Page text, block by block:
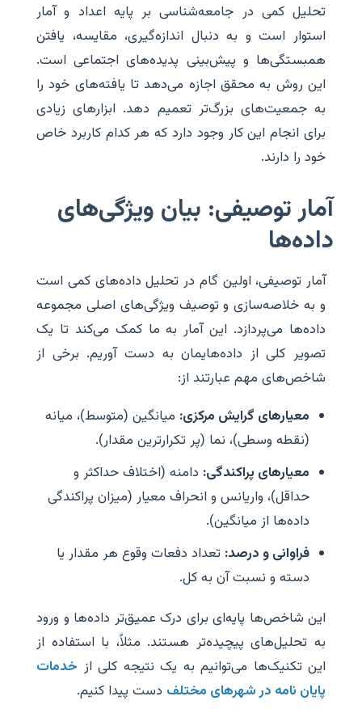
تحلیل کمی در جامعه‌شناسی بر پایه اعداد و آمار
استوار است و به دنبال اندازه‌گیری، مقایسه، یافتن
همبستگی‌ها و پیش‌بینی پدیده‌های اجتماعی است.
این روش به محقق اجازه می‌دهد تا یافته‌های خود را
به جمعیت‌های بزرگ‌تر تعمیم دهد. ابزارهای زیادی
برای انجام این کار وجود دارد که هر کدام کاربرد خاص
خود را دارند.
آمار توصیفی: بیان ویژگی‌های
داده‌ها
آمار توصیفی، اولین گام در تحلیل داده‌های کمی است
و به خلاصه‌سازی و توصیف ویژگی‌های اصلی مجموعه
داده‌ها می‌پردازد. این آمار به ما کمک می‌کند تا یک
تصویر کلی از داده‌هایمان به دست آوریم. برخی از
شاخص‌های مهم عبارتند از:
معیارهای گرایش مرکزی: میانگین (متوسط)، میانه
(نقطه وسطی)، نما (پر تکرارترین مقدار).
معیارهای پراکندگی: دامنه (اختلاف حداکثر و
حداقل)، واریانس و انحراف معیار (میزان پراکندگی
داده‌ها از میانگین).
فراوانی و درصد: تعداد دفعات وقوع هر مقدار یا
دسته و نسبت آن به کل.
این شاخص‌ها پایه‌ای برای درک عمیق‌تر داده‌ها و ورود
به تحلیل‌های پیچیده‌تر هستند. مثلاً، با استفاده از
این تکنیک‌ها می‌توانیم به یک نتیجه کلی از خدمات
پایان نامه در شهرهای مختلف دست پیدا کنیم.